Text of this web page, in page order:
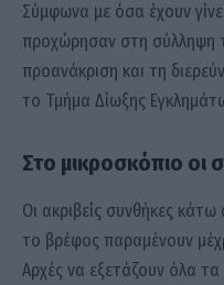
Σύμφωνα με όσα έχουν
προχώρησαν στη σύλληψη
προανάκριση και τη
το Τμήμα Δίωξης
Στο μικροσκόπιο οι
Οι ακριβείς συνθήκες
το βρέφος παραμένουν
Αρχές να εξετάζουν όλα τα